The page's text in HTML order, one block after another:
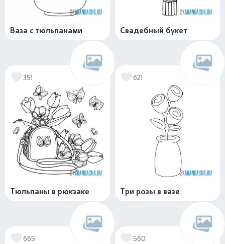
Ваза с тюльпанами Свадебный букет
351
Тюльпаны в рюкзаке
621
Три розы в вазе
665 560